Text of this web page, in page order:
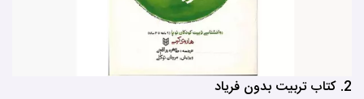
2. کتاب تربیت بدون فریاد